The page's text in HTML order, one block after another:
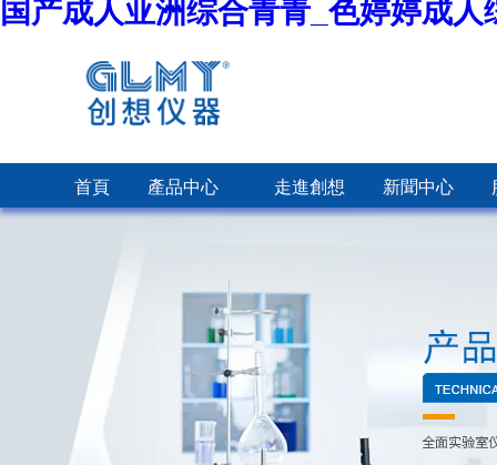
国产成人亚洲综合青青_色婷婷成
首頁 產品中心 走進創想 新聞中心